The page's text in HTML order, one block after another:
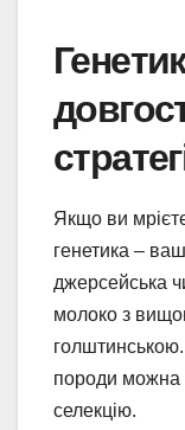
Якщо ви
генетика –
джерсейська
молоко з
породи можна
селекцію.